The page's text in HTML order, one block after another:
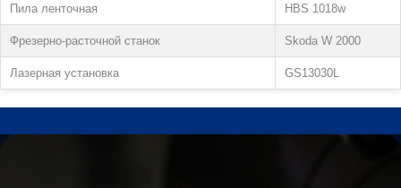
Пила ленточная HBS 1018w
Фрезерно-расточной станок Skoda W 2000
Лазерная установка GS13030L